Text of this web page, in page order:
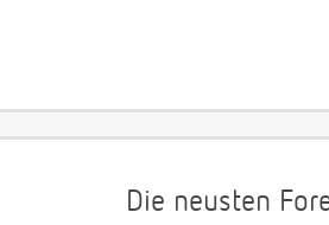
Die neusten